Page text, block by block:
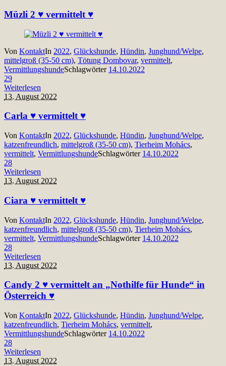
Müzli 2 ♥ vermittelt ♥
Von KontaktIn 2022, Glückshunde, Hündin, Junghund/Welpe,
mittelgroß (35-50 cm), Tötung Dombovar, vermittelt,
VermittlungshundeSchlagwörter 14.10.2022
29
Weiterlesen
13. August 2022
Carla ♥ vermittelt ♥
Von KontaktIn 2022, Glückshunde, Hündin, Junghund/Welpe,
katzenfreundlich, mittelgroß (35-50 cm), Tierheim Mohács,
vermittelt, VermittlungshundeSchlagwörter 14.10.2022
28
Weiterlesen
13. August 2022
Ciara ♥ vermittelt ♥
Von KontaktIn 2022, Glückshunde, Hündin, Junghund/Welpe,
katzenfreundlich, mittelgroß (35-50 cm), Tierheim Mohács,
vermittelt, VermittlungshundeSchlagwörter 14.10.2022
28
Weiterlesen
13. August 2022
Candy 2 ♥ vermittelt an „Nothilfe für Hunde“ in
Österreich ♥
Von KontaktIn 2022, Glückshunde, Hündin, Junghund/Welpe,
katzenfreundlich, Tierheim Mohács, vermittelt,
VermittlungshundeSchlagwörter 14.10.2022
28
Weiterlesen
13. August 2022